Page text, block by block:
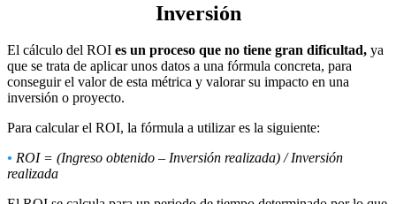
Inversión
El cálculo del ROI es un proceso que no tiene gran dificultad, ya
que se trata de aplicar unos datos a una fórmula concreta, para
conseguir el valor de esta métrica y valorar su impacto en una
inversión o proyecto.
Para calcular el ROI, la fórmula a utilizar es la siguiente:
• ROI = (Ingreso obtenido – Inversión realizada) / Inversión
realizada